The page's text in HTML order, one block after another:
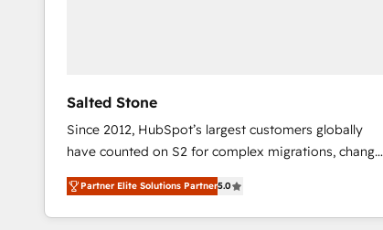
Salted Stone
Since 2012, HubSpot’s largest customers globally
have counted on S2 for complex migrations, change
management, systems integration, and creative
solutions that deliver measurable impact and
transform brand experiences As one of the few full-
Partner Elite Solutions Partner5.0